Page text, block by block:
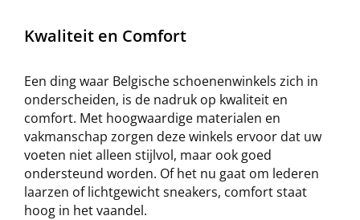
Kwaliteit en Comfort
Een ding waar Belgische schoenenwinkels zich in
onderscheiden, is de nadruk op kwaliteit en
comfort. Met hoogwaardige materialen en
vakmanschap zorgen deze winkels ervoor dat uw
voeten niet alleen stijlvol, maar ook goed
ondersteund worden. Of het nu gaat om lederen
laarzen of lichtgewicht sneakers, comfort staat
hoog in het vaandel.